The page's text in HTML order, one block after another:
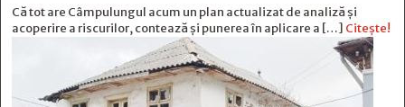
Că tot are Câmpulungul acum un plan actualizat de analiză și
acoperire a riscurilor, contează și punerea în aplicare a […] Citește!